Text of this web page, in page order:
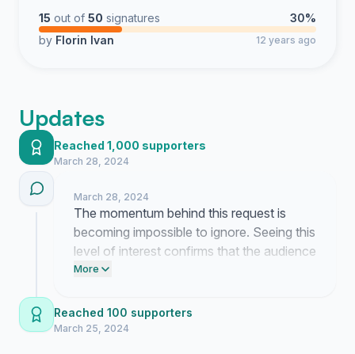
15 out of 50 signatures
30%
by Florin Ivan 12 years ago
Updates
Reached 1,000 supporters
March 28, 2024
March 28, 2024
The momentum behind this request is
becoming impossible to ignore. Seeing this
level of interest confirms that the audience
truly wants to see this performance
More
Reached 100 supporters
March 25, 2024